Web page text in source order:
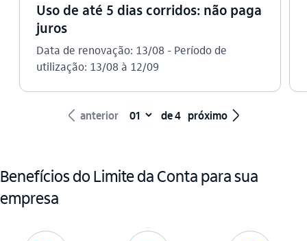
Uso de até 5 dias corridos: não paga
juros
Data de renovação: 13/08 - Período de
utilização: 13/08 à 12/09
seta_esquerda anterior de 4 próximo seta_direita
Benefícios do Limite da Conta para sua
empresa